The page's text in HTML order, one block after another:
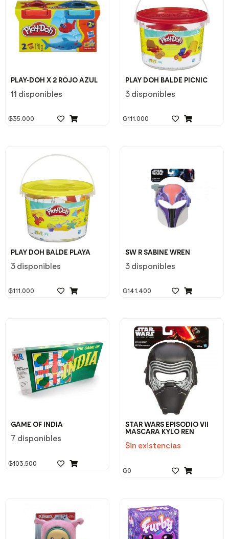
PLAY-DOH X 2 ROJO AZUL
11 disponibles
₲35.000
PLAY DOH BALDE PICNIC
3 disponibles
₲111.000
PLAY DOH BALDE PLAYA
3 disponibles
₲111.000
SW R SABINE WREN
3 disponibles
₲141.400
GAME OF INDIA
7 disponibles
₲103.500
STAR WARS EPISODIO VII
MASCARA KYLO REN
Sin existencias
₲0